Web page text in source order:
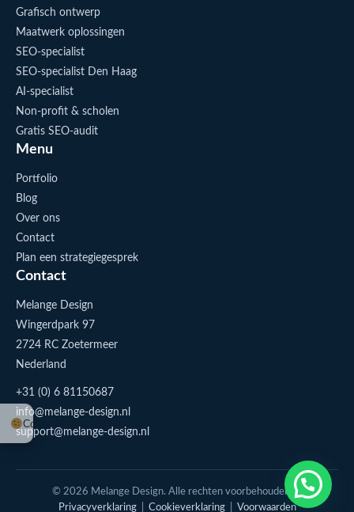
Cookie-instellingen
Stuur me een appje
Grafisch ontwerp
Maatwerk oplossingen
SEO-specialist
SEO-specialist Den Haag
AI-specialist
Non-profit & scholen
Gratis SEO-audit
Menu
Portfolio
Blog
Over ons
Contact
Plan een strategiegesprek
Contact
Melange Design
Wingerdpark 97
2724 RC Zoetermeer
Nederland
+31 (0) 6 81150687
info@melange-design.nl
support@melange-design.nl
© 2026 Melange Design. Alle rechten voorbehouden. |
Privacyverklaring| Cookieverklaring| Voorwaarden